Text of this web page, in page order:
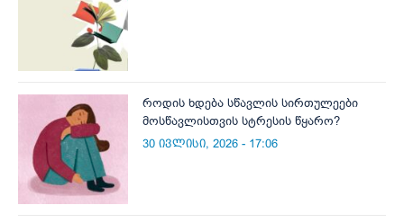
როდის ხდება სწავლის სირთულეები
მოსწავლისთვის სტრესის წყარო?
30 ივლისი, 2026 - 17:06